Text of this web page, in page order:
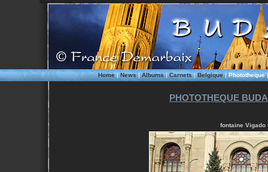
Home|News|Albums|Carnets|Belgique|Phototheque
PHOTOTHEQUE
fontaine Vigado